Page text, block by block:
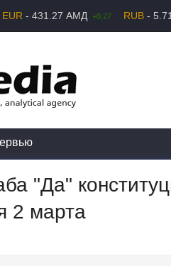
EUR - 431.27 АМД +0,27 RUB -
"Да"
2 марта